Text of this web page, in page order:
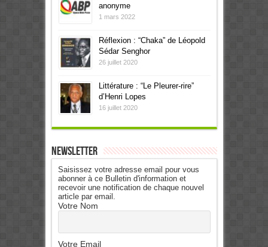
anonyme
1 mars 2022
Réflexion : “Chaka” de Léopold
Sédar Senghor
26 juillet 2020
Littérature : “Le Pleurer-rire”
d’Henri Lopes
16 juillet 2020
Newsletter
Saisissez votre adresse email pour vous
abonner à ce Bulletin d'information et
recevoir une notification de chaque nouvel
article par email.
Votre Nom
Votre Email